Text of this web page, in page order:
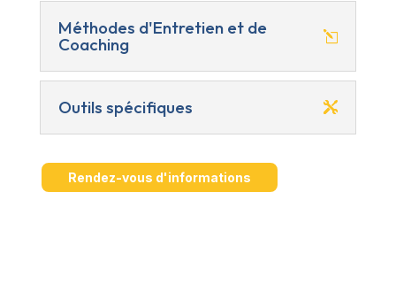
Méthodes d'Entretien et de
Coaching
Outils spécifiques
Rendez-vous d'informations